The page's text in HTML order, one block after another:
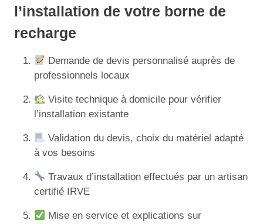
l’installation de votre borne de
recharge
Demande de devis personnalisé auprès de
professionnels locaux
Visite technique à domicile pour vérifier
l’installation existante
Validation du devis, choix du matériel adapté
à vos besoins
Travaux d’installation effectués par un artisan
certifié IRVE
Mise en service et explications sur